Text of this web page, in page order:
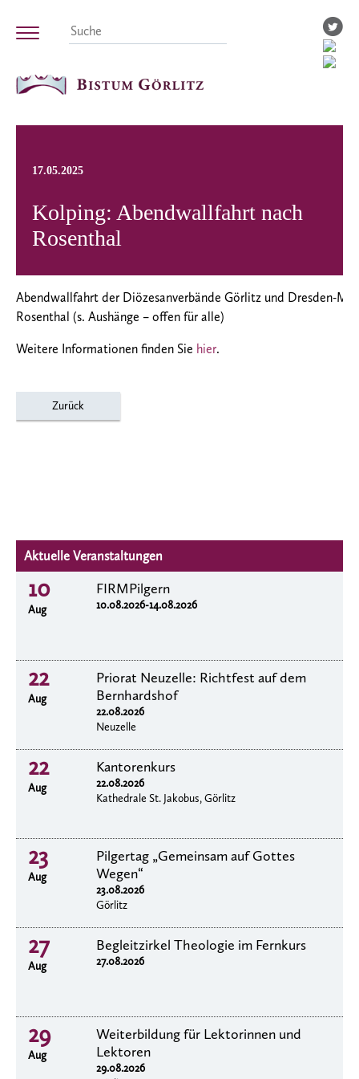
17.05.2025
Kolping: Abendwallfahrt nach
Rosenthal
Abendwallfahrt der Diözesanverbände Görlitz und Dresden-
Rosenthal (s. Aushänge – offen für alle)
Weitere Informationen finden Sie hier.
Zurück
Aktuelle Veranstaltungen
10
Aug
FIRMPilgern
10.08.2026-14.08.2026
22
Aug
Priorat Neuzelle: Richtfest auf dem
Bernhardshof
22.08.2026
Neuzelle
22
Aug
Kantorenkurs
22.08.2026
Kathedrale St. Jakobus, Görlitz
23
Aug
Pilgertag „Gemeinsam auf Gottes
Wegen“
23.08.2026
Görlitz
27
Aug
Begleitzirkel Theologie im Fernkurs
27.08.2026
29
Aug
Weiterbildung für Lektorinnen und
Lektoren
29.08.2026